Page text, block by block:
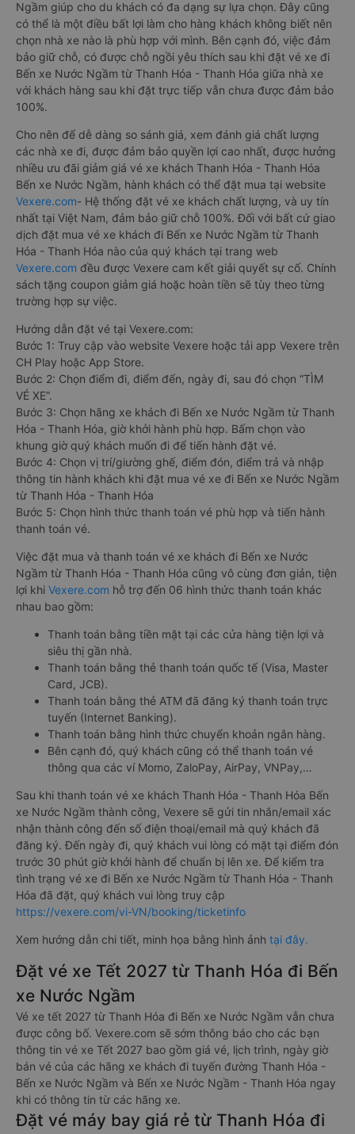
Ngầm giúp cho du khách có đa dạng sự lựa chọn. Đây cũng
có thể là một điều bất lợi làm cho hàng khách không biết nên
chọn nhà xe nào là phù hợp với mình. Bên cạnh đó, việc đảm
bảo giữ chỗ, có được chỗ ngồi yêu thích sau khi đặt vé xe đi
Bến xe Nước Ngầm từ Thanh Hóa - Thanh Hóa giữa nhà xe
với khách hàng sau khi đặt trực tiếp vẫn chưa được đảm bảo
100%.
Cho nên để dễ dàng so sánh giá, xem đánh giá chất lượng
các nhà xe đi, được đảm bảo quyền lợi cao nhất, được hưởng
nhiều ưu đãi giảm giá vé xe khách Thanh Hóa - Thanh Hóa
Bến xe Nước Ngầm, hành khách có thể đặt mua tại website
Vexere.com- Hệ thống đặt vé xe khách chất lượng, và uy tín
nhất tại Việt Nam, đảm bảo giữ chỗ 100%. Đối với bất cứ giao
dịch đặt mua vé xe khách đi Bến xe Nước Ngầm từ Thanh
Hóa - Thanh Hóa nào của quý khách tại trang web
Vexere.com đều được Vexere cam kết giải quyết sự cố. Chính
sách tặng coupon giảm giá hoặc hoàn tiền sẽ tùy theo từng
trường hợp sự việc.
Hướng dẫn đặt vé tại Vexere.com:
Bước 1: Truy cập vào website Vexere hoặc tải app Vexere trên
CH Play hoặc App Store.
Bước 2: Chọn điểm đi, điểm đến, ngày đi, sau đó chọn “TÌM
VÉ XE”.
Bước 3: Chọn hãng xe khách đi Bến xe Nước Ngầm từ Thanh
Hóa - Thanh Hóa, giờ khởi hành phù hợp. Bấm chọn vào
khung giờ quý khách muốn đi để tiến hành đặt vé.
Bước 4: Chọn vị trí/giường ghế, điểm đón, điểm trả và nhập
thông tin hành khách khi đặt mua vé xe đi Bến xe Nước Ngầm
từ Thanh Hóa - Thanh Hóa
Bước 5: Chọn hình thức thanh toán vé phù hợp và tiến hành
thanh toán vé.
Việc đặt mua và thanh toán vé xe khách đi Bến xe Nước
Ngầm từ Thanh Hóa - Thanh Hóa cũng vô cùng đơn giản, tiện
lợi khi Vexere.com hỗ trợ đến 06 hình thức thanh toán khác
nhau bao gồm:
Thanh toán bằng tiền mặt tại các cửa hàng tiện lợi và
siêu thị gần nhà.
Thanh toán bằng thẻ thanh toán quốc tế (Visa, Master
Card, JCB).
Thanh toán bằng thẻ ATM đã đăng ký thanh toán trực
tuyến (Internet Banking).
Thanh toán bằng hình thức chuyển khoản ngân hàng.
Bên cạnh đó, quý khách cũng có thể thanh toán vé
thông qua các ví Momo, ZaloPay, AirPay, VNPay,…
Sau khi thanh toán vé xe khách Thanh Hóa - Thanh Hóa Bến
xe Nước Ngầm thành công, Vexere sẽ gửi tin nhắn/email xác
nhận thành công đến số điện thoại/email mà quý khách đã
đăng ký. Đến ngày đi, quý khách vui lòng có mặt tại điểm đón
trước 30 phút giờ khởi hành để chuẩn bị lên xe. Để kiểm tra
tình trạng vé xe đi Bến xe Nước Ngầm từ Thanh Hóa - Thanh
Hóa đã đặt, quý khách vui lòng truy cập
https://vexere.com/vi-VN/booking/ticketinfo
Xem hướng dẫn chi tiết, minh họa bằng hình ảnh tại đây.
Đặt vé xe Tết 2027 từ Thanh Hóa đi Bến
xe Nước Ngầm
Vé xe tết 2027 từ Thanh Hóa đi Bến xe Nước Ngầm vẫn chưa
được công bố. Vexere.com sẽ sớm thông báo cho các bạn
thông tin vé xe Tết 2027 bao gồm giá vé, lịch trình, ngày giờ
bán vé của các hãng xe khách đi tuyến đường Thanh Hóa -
Bến xe Nước Ngầm và Bến xe Nước Ngầm - Thanh Hóa ngay
khi có thông tin từ các hãng xe.
Đặt vé máy bay giá rẻ từ Thanh Hóa đi